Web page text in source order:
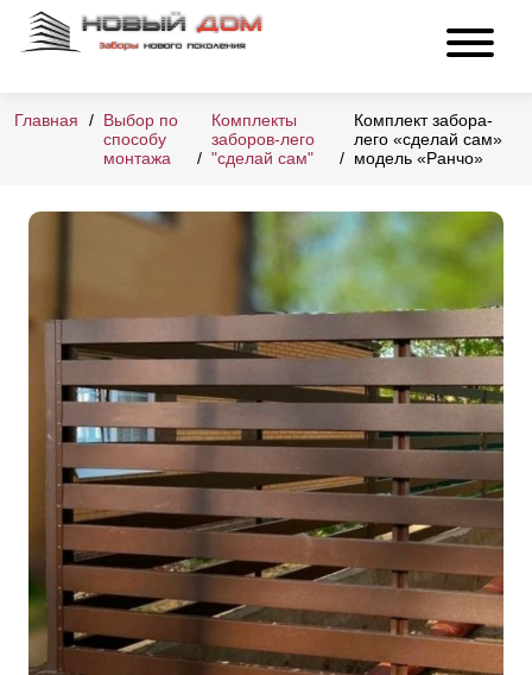
Главная
Выбор по
способу
монтажа
Комплекты
заборов-лего
"сделай сам"
Комплект забора-
лего «сделай сам»
модель «Ранчо»